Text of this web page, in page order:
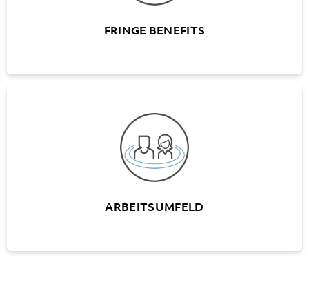
FRINGE BENEFITS
ARBEITSUMFELD
Verschiedene Mitarbeiteranlässe
Moderne Büroräumlichkeiten
Zeitgemässe EDV-Ausstattung